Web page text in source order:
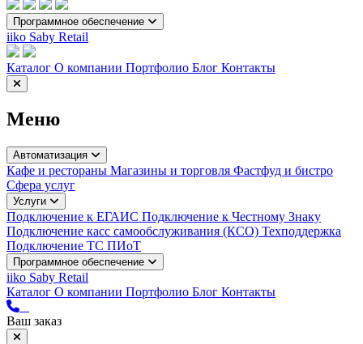
Программное обеспечение
iiko Saby Retail
Каталог О компании Портфолио Блог Контакты
Меню
Автоматизация
Кафе и рестораны Магазины и торговля Фастфуд и бистро
Сфера услуг
Услуги
Подключение к ЕГАИС Подключение к Честному Знаку
Подключение касс самообслуживания (КСО) Техподдержка
Подключение ТС ПИоТ
Программное обеспечение
iiko Saby Retail
Каталог О компании Портфолио Блог Контакты
Ваш заказ